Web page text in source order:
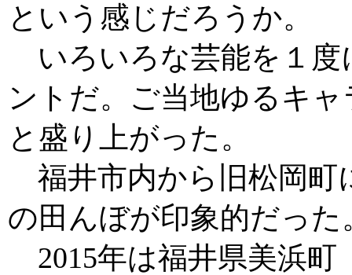
という感じだろうか。
いろいろな芸能を１度
ントだ。ご当地ゆるキャ
と盛り上がった。
福井市内から旧松岡町
の田んぼが印象的だった
2015年は福井県美浜町